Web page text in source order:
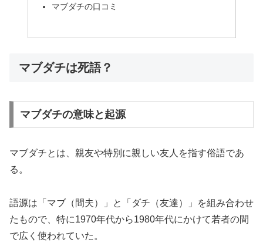
マブダチの口コミ
マブダチは死語？
マブダチの意味と起源
マブダチとは、親友や特別に親しい友人を指す俗語であ
る。
語源は「マブ（間夫）」と「ダチ（友達）」を組み合わせ
たもので、特に1970年代から1980年代にかけて若者の間
で広く使われていた。